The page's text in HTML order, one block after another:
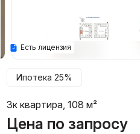
Есть лицензия
Ипотека 25%
3к квартира, 108 м²
Цена по запросу